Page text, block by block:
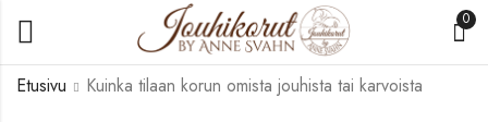
0
Etusivu Kuinka tilaan korun omista jouhista tai karvoista